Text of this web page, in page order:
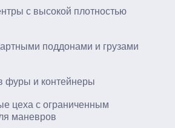
с высокой плотностью
поддонами и грузами
фуры и контейнеры
цеха с ограниченным
маневров